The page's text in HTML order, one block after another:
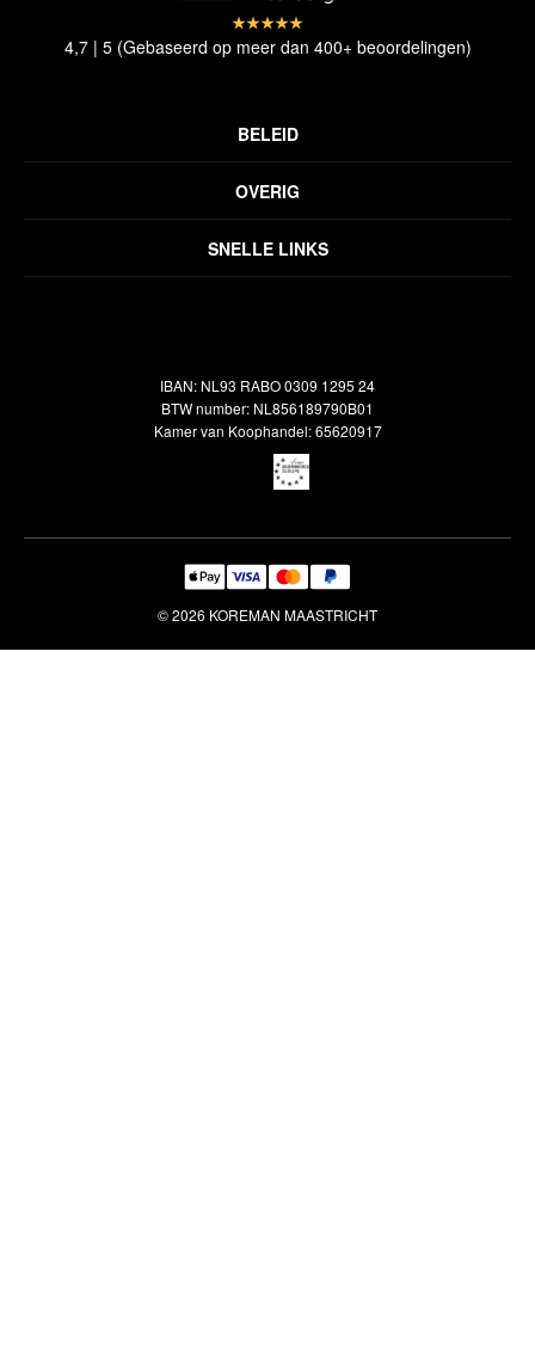
SNELLE LINKS
OVERIG
Veelgestelde vragen
BELEID
Verzendbeleid
4,7 | 5 (Gebaseerd op meer dan 400+ beoordelingen)
IBAN: NL93 RABO 0309 1295 24
BTW number: NL856189790B01
Kamer van Koophandel: 65620917
© 2026 KOREMAN MAASTRICHT